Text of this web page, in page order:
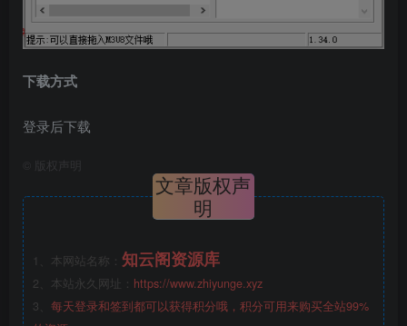
下载方式
登录后下载
版权声明
文章版权声
明
1、本网站名称： 知云阁资源库
2、本站永久网址： https://www.zhiyunge.xyz
3、 每天登录和签到都可以获得积分哦，积分可用来购买全站99%